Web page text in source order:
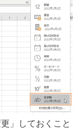
」しておくこと